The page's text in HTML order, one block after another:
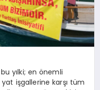
yılki; en önemli
işgallerine karşı tüm